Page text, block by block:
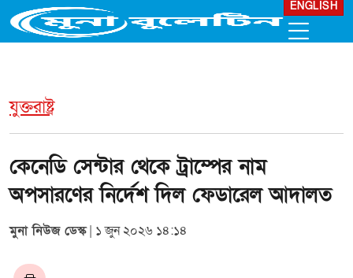
ENGLISH
যুক্তরাষ্ট্র
কেনেডি সেন্টার থেকে ট্রাম্পের নাম
অপসারণের নির্দেশ দিল ফেডারেল আদালত
মুনা নিউজ ডেস্ক| ১ জুন ২০২৬ ১৪:১৪